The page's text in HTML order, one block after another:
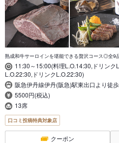
熟成和牛サーロインを堪能できる贅沢コース◎全9
11:30～15:00(料理L.O.14:30,ドリン
L.O.22:30,ドリンクL.O.22:30)
阪急伊丹線伊丹(阪急)駅東出口より徒
5500円(税込)
13席
口コミ投稿特典対象店
クーポン